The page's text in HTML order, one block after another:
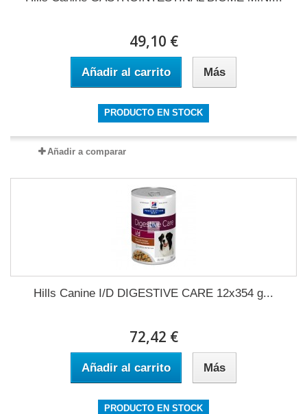
49,10 €
Añadir al carrito Más
PRODUCTO EN STOCK
Añadir a comparar
Hills Canine I/D DIGESTIVE CARE 12x354 g...
72,42 €
Añadir al carrito Más
PRODUCTO EN STOCK